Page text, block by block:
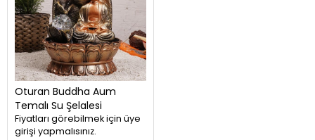
Oturan Buddha Aum
Temalı Su Şelalesi
Fiyatları görebilmek için üye
girişi yapmalısınız.